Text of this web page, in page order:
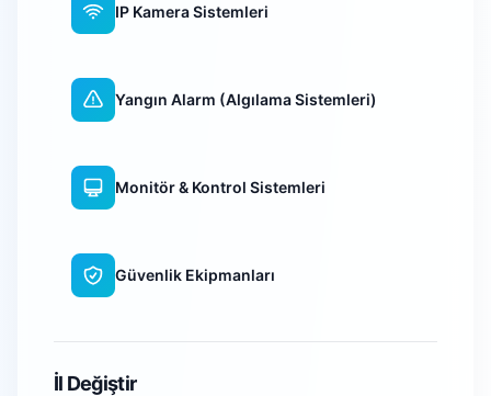
IP Kamera Sistemleri
Yangın Alarm (Algılama Sistemleri)
Monitör & Kontrol Sistemleri
Güvenlik Ekipmanları
İl Değiştir